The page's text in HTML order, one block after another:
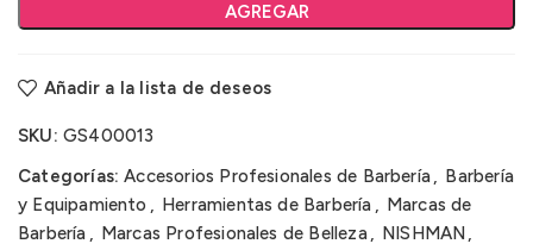
AGREGAR
Añadir a la lista de deseos
SKU: GS400013
Categorías: Accesorios Profesionales de Barbería, Barbería
y Equipamiento , Herramientas de Barbería , Marcas de
Barbería , Marcas Profesionales de Belleza, NISHMAN,